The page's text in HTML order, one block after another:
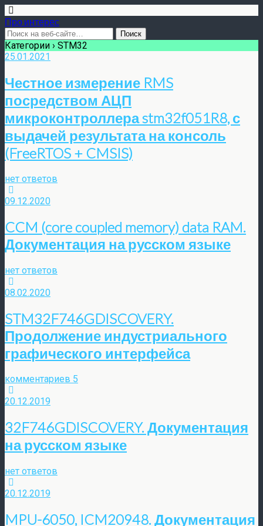
Про интерес
Категории › STM32
25.01.2021
Честное измерение RMS
посредством АЦП
микроконтроллера stm32f051R8, с
выдачей результата на консоль
(FreeRTOS + CMSIS)
нет ответов
09.12.2020
CCM (core coupled memory) data RAM.
Документация на русском языке
нет ответов
08.02.2020
STM32F746GDISCOVERY.
Продолжение индустриального
графического интерфейса
комментариев 5
20.12.2019
32F746GDISCOVERY. Документация
на русском языке
нет ответов
20.12.2019
MPU-6050, ICM20948. Документация